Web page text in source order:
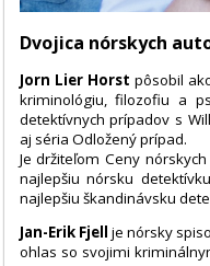
Dvojica nórskych
Jorn Lier Horst pôsobil
kriminológiu, filozofiu a
detektívnych prípadov s
aj séria Odložený prípad.
Je držiteľom Ceny
najlepšiu nórsku
najlepšiu škandinávsku
Jan-Erik Fjell je nórsky
ohlas so svojimi